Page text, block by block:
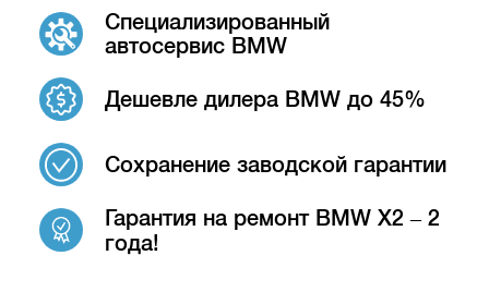
Специализированный
автосервис BMW
Дешевле дилера BMW до 45%
Сохранение заводской гарантии
Гарантия на ремонт BMW X2 – 2
года!